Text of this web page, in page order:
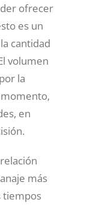
ofrecer
es un
cantidad
volumen
la
en
más
tiempos